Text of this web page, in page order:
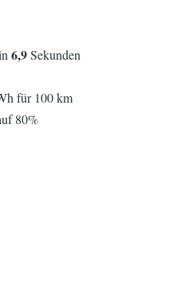
6,9Sekunden
für 100 km
80%